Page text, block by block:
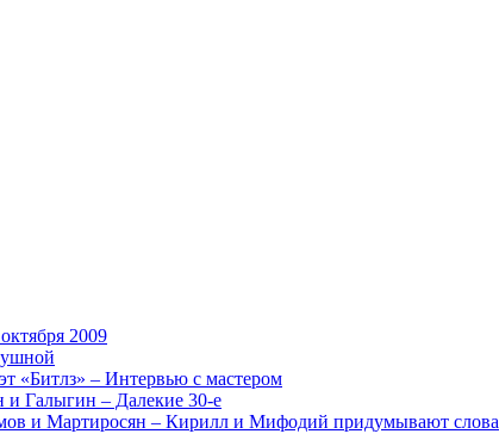
2009
«Битлз» – Интервью с мастером
и Галыгин – Далекие 30-е
и Мартиросян – Кирилл и Мифодий придумывают слова